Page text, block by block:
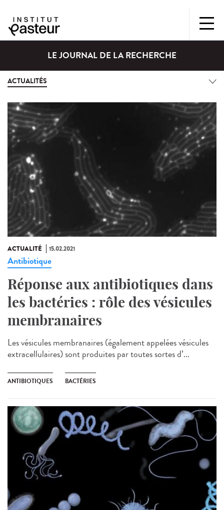
LE JOURNAL DE LA RECHERCHE
ACTUALITÉS
ACTUALITÉ 15.02.2021
Antibiotique
Réponse aux antibiotiques dans
les bactéries : rôle des vésicules
membranaires
Les vésicules membranaires (également appelées vésicules
extracellulaires) sont produites par toutes sortes d’...
ANTIBIOTIQUES BACTÉRIES